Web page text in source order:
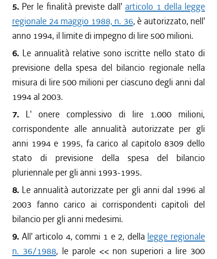
5. Per le finalità previste dall' articolo 1 della legge
regionale 24 maggio 1988, n. 36, è autorizzato, nell'
anno 1994, il limite di impegno di lire 500 milioni.
6. Le annualità relative sono iscritte nello stato di
previsione della spesa del bilancio regionale nella
misura di lire 500 milioni per ciascuno degli anni dal
1994 al 2003.
7. L' onere complessivo di lire 1.000 milioni,
corrispondente alle annualità autorizzate per gli
anni 1994 e 1995, fa carico al capitolo 8309 dello
stato di previsione della spesa del bilancio
pluriennale per gli anni 1993-1995.
8. Le annualità autorizzate per gli anni dal 1996 al
2003 fanno carico ai corrispondenti capitoli del
bilancio per gli anni medesimi.
9. All' articolo 4, commi 1 e 2, della legge regionale
n. 36/1988, le parole << non superiori a lire 300